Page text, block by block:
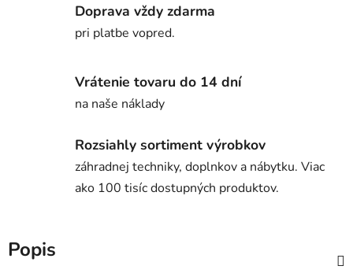
Doprava vždy zdarma
pri platbe vopred.
Vrátenie tovaru do 14 dní
na naše náklady
Rozsiahly sortiment výrobkov
záhradnej techniky, doplnkov a nábytku. Viac
ako 100 tisíc dostupných produktov.
Popis